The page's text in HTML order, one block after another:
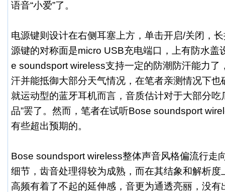
语音“小爱”了。
电源键则设计在右侧耳塞上方，单击开启/关闭，
源键的对称面是micro USB充电端口，上有防水盖
e soundsport wireless支持一定的防潮防汗能力了
汗并能抵御大部分天气情况，在笔者亲测情况下也
就运动型的蓝牙耳机而言，音质估计对于大部分吃
品”罢了。然而，笔者在试听Bose soundsport
有些超出预期的。
Bose soundsport wireless整体声音风格偏流行走
细节，齿音处理得较为成熟，而在其结象和解析度
高频有着了不起的延伸感，音更为通透亮丽，没有